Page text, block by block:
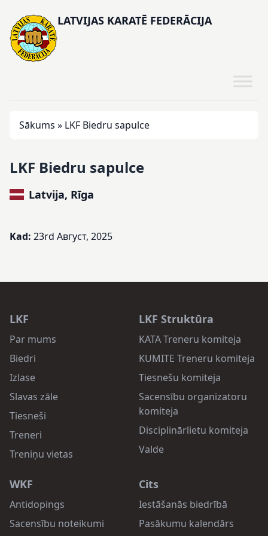
LATVIJAS KARATĒ FEDERĀCIJA
Sākums » LKF Biedru sapulce
LKF Biedru sapulce
Latvija, Rīga
Kad: 23rd Август, 2025
LKF
Par mums
Biedri
Izlase
Slavas zāle
Tiesneši
Treneri
Treniņu vietas
LKF Struktūra
KATA Treneru komiteja
KUMITE Treneru komiteja
Tiesnešu komiteja
Sacensību organizatoru
komiteja
Disciplinārlietu komiteja
Valde
WKF
Antidopings
Sacensību noteikumi
Cits
Iestāšanās biedrībā
Pasākumu kalendārs